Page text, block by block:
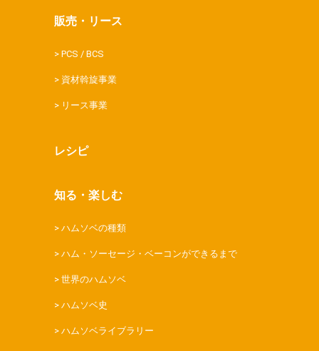
販売・リース
PCS / BCS
資材斡旋事業
リース事業
レシピ
知る・楽しむ
ハムソベの種類
ハム・ソーセージ・ベーコンができるまで
世界のハムソベ
ハムソベ史
ハムソベライブラリー